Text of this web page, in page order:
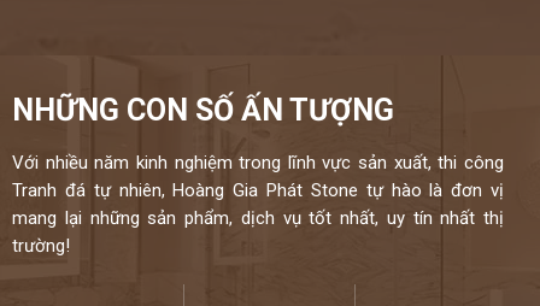
NHỮNG CON SỐ ẤN TƯỢNG
Với nhiều năm kinh nghiệm trong lĩnh vực sản xuất, thi công
Tranh đá tự nhiên, Hoàng Gia Phát Stone tự hào là đơn vị
mang lại những sản phẩm, dịch vụ tốt nhất, uy tín nhất thị
trường!